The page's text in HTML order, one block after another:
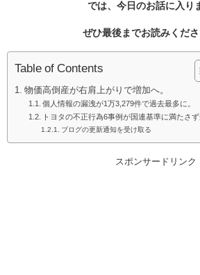
では、今日のお話に入り
ぜひ最後までお読みくださ
Table of Contents
物価高倒産が右肩上がりで増加へ。
個人情報の漏洩が1万3,279件で過去最多に。
トヨタの不正行為6事例が国連基準に満たさず
ブログの更新通知を受け取る
スポンサードリンク